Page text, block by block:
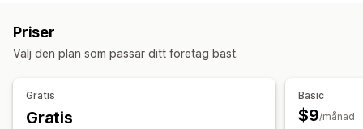
Banners
Redigeringsverktyg
Utlösare och regler
Insamling av e-postadresser
Segmentering
Popup-fönster för e-postadresser
Popup-fönster för varukorg Exit intent-meddelande
Banners
Priser
Välj den plan som passar ditt företag bäst.
Gratis
Gratis
Basic
$9/månad